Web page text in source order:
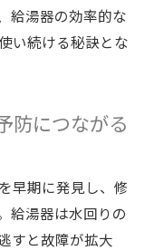
給湯器の効率的な
い続ける秘訣とな
防につながる
早期に発見し、修
給湯器は水回りの
すと故障が拡大